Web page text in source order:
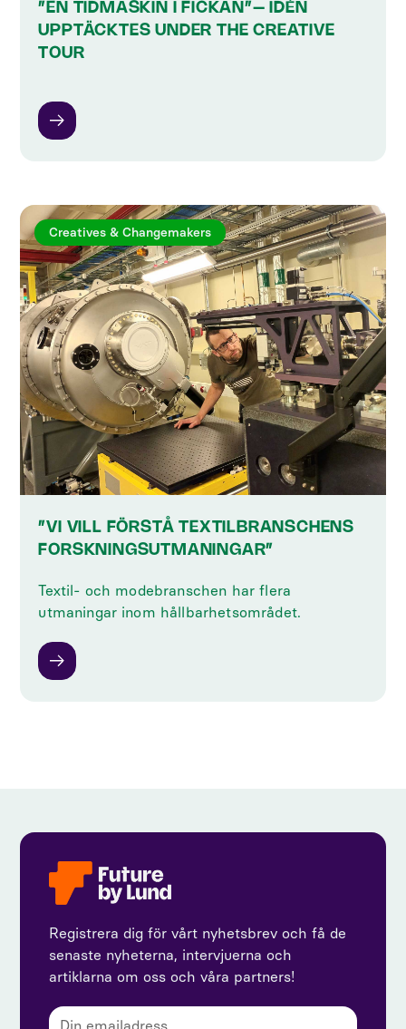
”EN TIDMASKIN I FICKAN”– IDÉN
UPPTÄCKTES UNDER THE CREATIVE
TOUR
Creatives & Changemakers
”VI VILL FÖRSTÅ TEXTILBRANSCHENS
FORSKNINGSUTMANINGAR”
Textil- och modebranschen har flera
utmaningar inom hållbarhetsområdet.
Registrera dig för vårt nyhetsbrev och få de
senaste nyheterna, intervjuerna och
artiklarna om oss och våra partners!